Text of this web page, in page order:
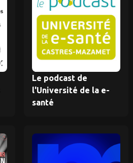
Le podcast de
l'Université de la e-
santé